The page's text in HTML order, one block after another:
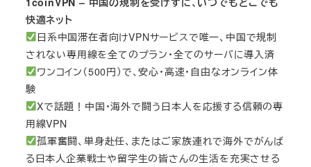
快適ネット
日系中国滞在者向けVPNサービスで唯一、中国で規制
されない専用線を全てのプラン・全てのサーバに導入済
ワンコイン（500円）で、安心・高速・自由なオンライン体
験
Xで話題！中国・海外で闘う日本人を応援する信頼の専
用線VPN
孤軍奮闘、単身赴任、またはご家族連れで海外でがんば
る日本人企業戦士や留学生の皆さんの生活を充実させる